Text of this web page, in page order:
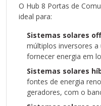
desempenho de
baterias de forma
Controle de carga:
descarga da bateria,
armazenada.
Expansão do sistema:
sistema solar,
inversores à medida
Perguntas Frequentes
O Hub 8 Portas de
ideal para:
Sistemas solares
múltiplos inversores
fornecer energia em
Sistemas solares
fontes de energia
geradores, com o